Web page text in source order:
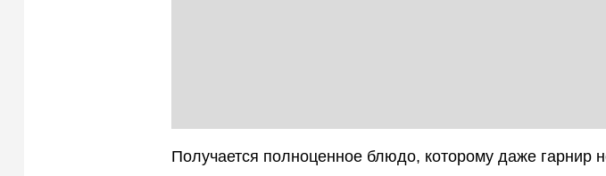
Получается полноценное блюдо, которому даже гарнир